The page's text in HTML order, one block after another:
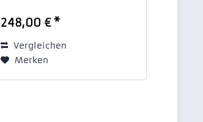
unserem filigranen Anhänger,
gefasst in 925/- Silber. Ein
harmonischen...
248,00 € *
Vergleichen
Merken